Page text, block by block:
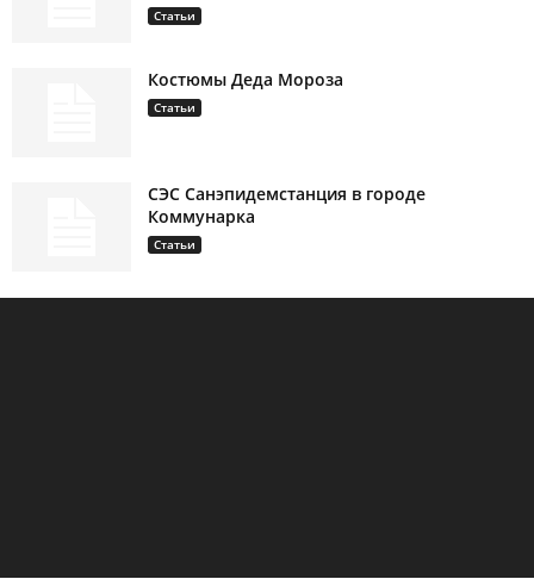
Статьи
Костюмы Деда Мороза
Статьи
СЭС Санэпидемстанция в городе
Коммунарка
Статьи